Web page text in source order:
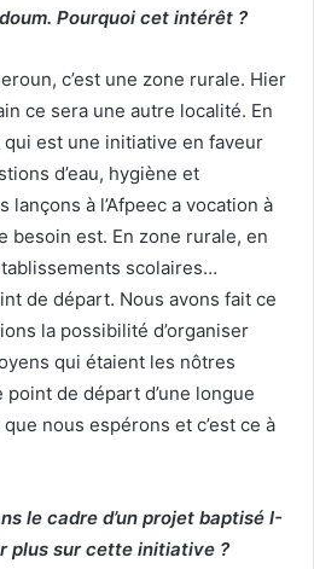
Pourquoi cet intérêt ?
c’est une zone rurale. Hier
ce sera une autre localité. En
qui est une initiative en faveur
d’eau, hygiène et
à l’Afpeec a vocation à
besoin est. En zone rurale, en
scolaires…
de départ. Nous avons fait ce
la possibilité d’organiser
qui étaient les nôtres
point de départ d’une longue
nous espérons et c’est ce à
le cadre d’un projet baptisé I-
plus sur cette initiative ?